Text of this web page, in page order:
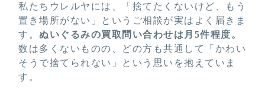
私たちウレルヤには、「捨てたくないけど、もう
置き場所がない」というご相談が実はよく届きま
す。 ぬいぐるみの買取問い合わせは月5件程度。
数は多くないものの、どの方も共通して「かわい
そうで捨てられない」という思いを抱えていま
す。